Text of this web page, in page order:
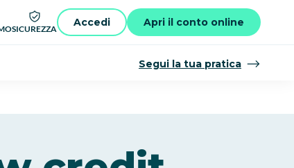
SICUREZZA
Accedi Apri il conto online
Segui la tua pratica